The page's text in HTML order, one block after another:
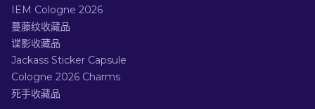
IEM Cologne 2026
蔓藤纹收藏品
谍影收藏品
Jackass Sticker Capsule
Cologne 2026 Charms
死手收藏品